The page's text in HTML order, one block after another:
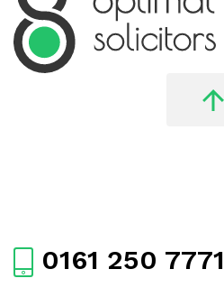
0161 250 7771